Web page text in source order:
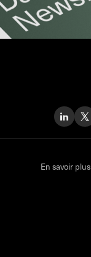
En savoir plus